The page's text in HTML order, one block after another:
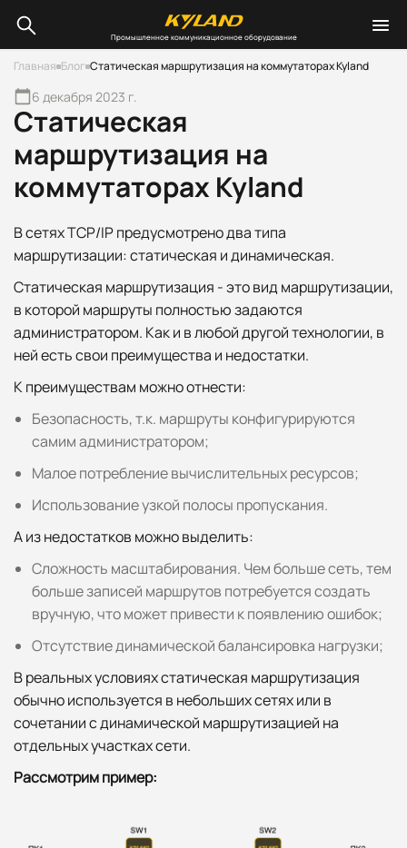
Промышленное коммуникационное оборудование
Главная Блог Статическая маршрутизация на коммутаторах Kyland
Статическая
маршрутизация на
коммутаторах Kyland
6 декабря 2023 г.
В сетях TCP/IP предусмотрено два типа
маршрутизации: статическая и динамическая.
Статическая маршрутизация - это вид маршрутизации,
в которой маршруты полностью задаются
администратором. Как и в любой другой технологии, в
ней есть свои преимущества и недостатки.
К преимуществам можно отнести:
Безопасность, т.к. маршруты конфигурируются
самим администратором;
Малое потребление вычислительных ресурсов;
Использование узкой полосы пропускания.
А из недостатков можно выделить:
Сложность масштабирования. Чем больше сеть, тем
больше записей маршрутов потребуется создать
вручную, что может привести к появлению ошибок;
Отсутствие динамической балансировка нагрузки;
В реальных условиях статическая маршрутизация
обычно используется в небольших сетях или в
сочетании с динамической маршрутизацией на
отдельных участках сети.
Рассмотрим пример: